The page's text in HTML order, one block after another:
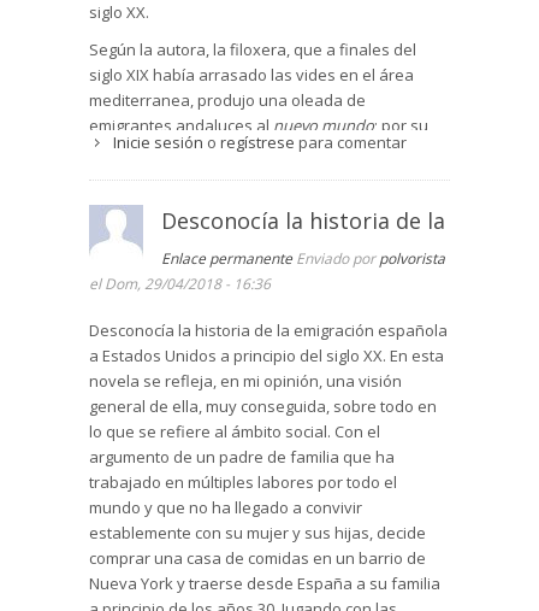
siglo XX.
Según la autora, la filoxera, que a finales del
siglo XIX había arrasado las vides en el área
mediterranea, produjo una oleada de
emigrantes andaluces al nuevo mundo; por su
parte los gallegos nunca han necesitado un
motivo para emigrar, siempre que se les ofrezca
la posibilidad de mejorar su nivel de vida; por
último los hispano-cubanos ya estaban a un
salto de los Estados Unidos, para éllos más que
emigración era un corto viaje.
a Nueva York un exilado político de primer nivel,
S.A.R. don Alfonso de Borbón y Battemberg,
conde de Covadonga, primogénito de
S.M.Alfonso XIII, Rey de España en el exilio.
Alfonso había renunciado en 1933 a sus
derechos dinásticos para contraer matrimonio
con la hermosa cubana Edelmira Sampedro. El
matrimonio duró tres años y cuando, en Cuba,
Edelmira decidió a separarse de Alfonso, el
conde de Covadonga se trasladó a Nueva York.
El dimitido Príncipe de Asturias era hemofílico,
Inicie sesión o regístrese para comentar
Desconocía la historia de la
Enlace permanente Enviado porpolvorista
el Dom, 29/04/2018 - 16:36
Desconocía la historia de la emigración española
a Estados Unidos a principio del siglo XX. En esta
novela se refleja, en mi opinión, una visión
general de ella, muy conseguida, sobre todo en
lo que se refiere al ámbito social. Con el
argumento de un padre de familia que ha
trabajado en múltiples labores por todo el
mundo y que no ha llegado a convivir
establemente con su mujer y sus hijas, decide
comprar una casa de comidas en un barrio de
Nueva York y traerse desde España a su familia